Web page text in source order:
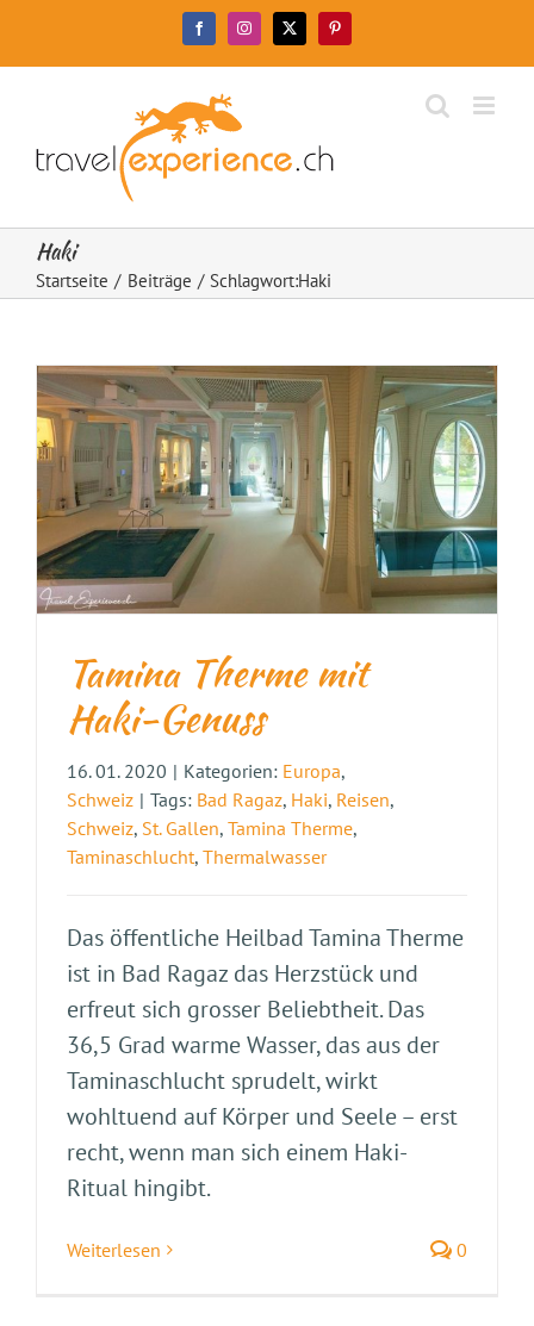
FacebookInstagram
X Pinterest
Haki
Startseite Beiträge Schlagwort:Haki
Tamina Therme mit
Haki-Genuss
16. 01. 2020 | Kategorien: Europa,
Schweiz | Tags: Bad Ragaz, Haki, Reisen,
Schweiz, St. Gallen, Tamina Therme,
Taminaschlucht, Thermalwasser
Das öffentliche Heilbad Tamina Therme
ist in Bad Ragaz das Herzstück und
erfreut sich grosser Beliebtheit. Das
36,5 Grad warme Wasser, das aus der
Taminaschlucht sprudelt, wirkt
wohltuend auf Körper und Seele – erst
recht, wenn man sich einem Haki-
Ritual hingibt.
Weiterlesen 0